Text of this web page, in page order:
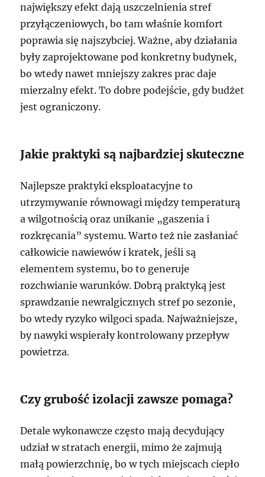
największy efekt dają uszczelnienia stref
przyłączeniowych, bo tam właśnie komfort
poprawia się najszybciej. Ważne, aby działania
były zaprojektowane pod konkretny budynek,
bo wtedy nawet mniejszy zakres prac daje
mierzalny efekt. To dobre podejście, gdy budżet
jest ograniczony.
Jakie praktyki są najbardziej skuteczne
Najlepsze praktyki eksploatacyjne to
utrzymywanie równowagi między temperaturą
a wilgotnością oraz unikanie „gaszenia i
rozkręcania” systemu. Warto też nie zasłaniać
całkowicie nawiewów i kratek, jeśli są
elementem systemu, bo to generuje
rozchwianie warunków. Dobrą praktyką jest
sprawdzanie newralgicznych stref po sezonie,
bo wtedy ryzyko wilgoci spada. Najważniejsze,
by nawyki wspierały kontrolowany przepływ
powietrza.
Czy grubość izolacji zawsze pomaga?
Detale wykonawcze często mają decydujący
udział w stratach energii, mimo że zajmują
małą powierzchnię, bo w tych miejscach ciepło